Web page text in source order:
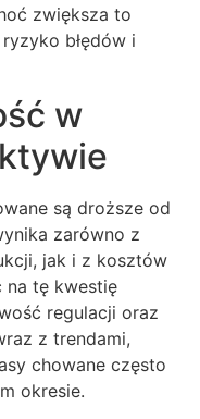
zwiększa to
błędów i
w
są droższe od
zarówno z
jak i z kosztów
na tę kwestię
regulacji oraz
z trendami,
chowane często
okresie.